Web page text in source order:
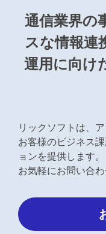
通信業界の
スな情報連
運用に向け
リックソフトは、
お客様のビジネス
ョンを提供します。
お気軽にお問い合わ